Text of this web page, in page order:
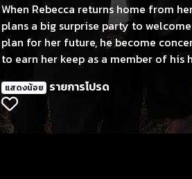
When Rebecca returns home from
plans a big surprise party to
plan for her future, he become
to earn her keep as a member of his
discover that Rebecca is a real go-
gets sick, he seeks the help of Ms.
living room, Phil takes issue with his
แสดงน้อย รายการโปรด